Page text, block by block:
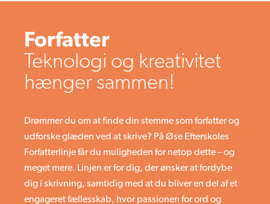
Forfatter
Teknologi og kreativitet
hænger sammen!
Drømmer du om at finde din stemme som forfatter og
udforske glæden ved at skrive? På Øse Efterskoles
Forfatterlinje får du muligheden for netop dette – og
meget mere. Linjen er for dig, der ønsker at fordybe
dig i skrivning, samtidig med at du bliver en del af et
engageret fællesskab, hvor passionen for ord og